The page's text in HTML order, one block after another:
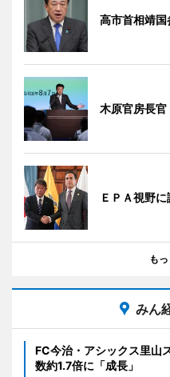
高市首相靖国
木原官房長官
ＥＰＡ視野
も
みん
FC今治・アシックス里山
数約1.7倍に「成長」